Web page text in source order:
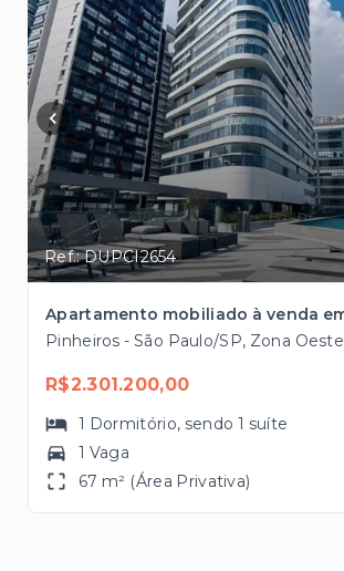
Ref.: DUPCI2654
Pinheiros - São Paulo/SP, Zona Oeste
R$2.301.200,00
1 Dormitório, sendo 1 suíte
1 Vaga
67 m² (Área Privativa)